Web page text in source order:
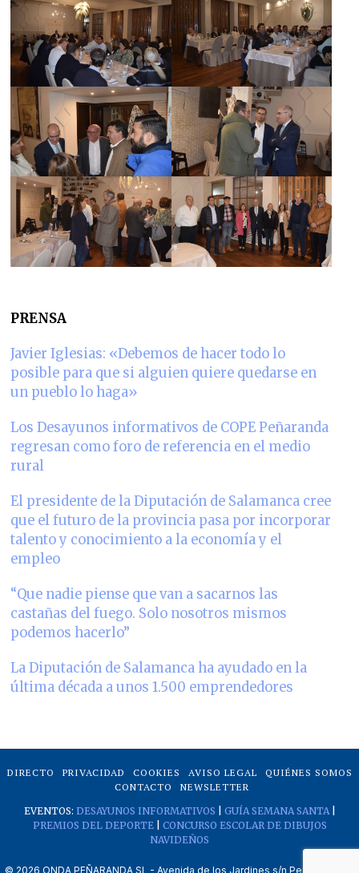
PRENSA
Javier Iglesias: «Debemos de hacer todo lo
posible para que si alguien quiere quedarse en
un pueblo lo haga»
Los Desayunos informativos de COPE Peñaranda
regresan como foro de referencia en el medio
rural
El presidente de la Diputación de Salamanca cree
que el futuro de la provincia pasa por incorporar
talento y conocimiento a la economía y el
empleo
“Que nadie piense que van a sacarnos las
castañas del fuego. Solo nosotros mismos
podemos hacerlo”
La Diputación de Salamanca ha ayudado en la
última década a unos 1.500 emprendedores
DIRECTO PRIVACIDAD COOKIES AVISO LEGAL
QUIÉNES SOMOS
CONTACTO
NEWSLETTER
EVENTOS: DESAYUNOS INFORMATIVOS GUÍA SEMANA SANTA|
PREMIOS DEL DEPORTE| CONCURSO ESCOLAR DE DIBUJOS
NAVIDEÑOS
© 2026 ONDA PEÑARANDA SL - Avenida de los Jardines s/n Peñaranda de